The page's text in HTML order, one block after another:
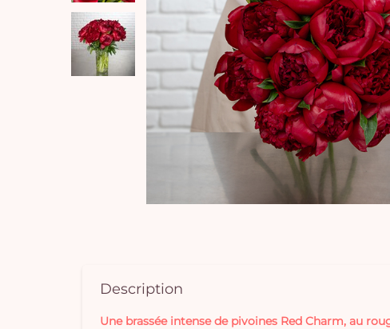
Description
Une brassée intense de pivoines Red Charm, au